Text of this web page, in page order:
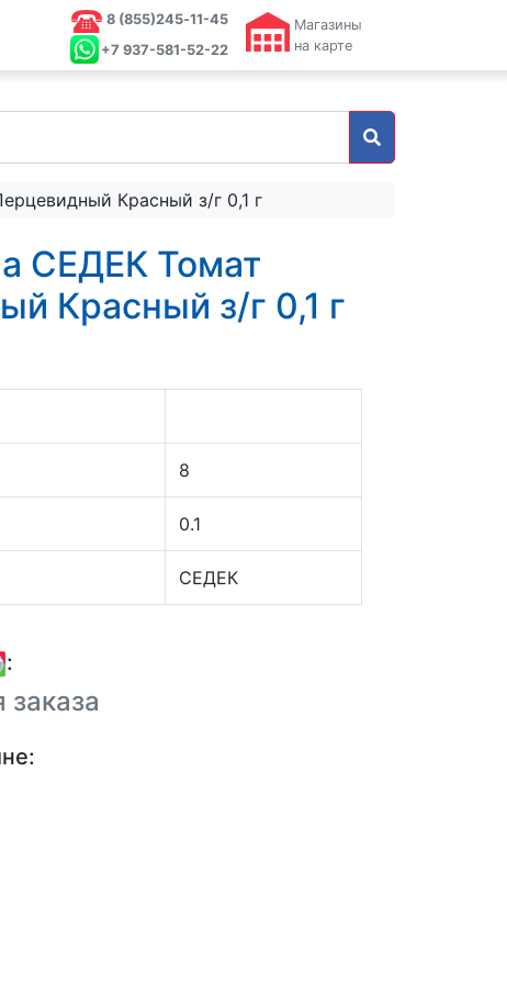
8 (855)245‑11-45
+7 937-581-52-22
Магазины
на карте
Красный з/г 0,1 г
СЕДЕК Томат
Красный з/г 0,1 г
8
0.1
СЕДЕК
: